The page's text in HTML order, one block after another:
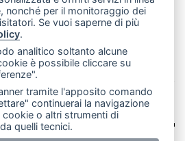
nonché per il monitoraggio dei
Se vuoi saperne di più
.
analitico soltanto alcune
è possibile cliccare su
tramite l'apposito comando
continuerai la navigazione
o altri strumenti di
quelli tecnici.